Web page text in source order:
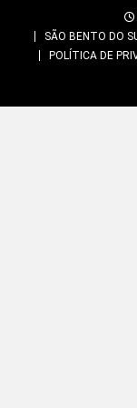
SÃO BENTO DO
POLÍTICA DE